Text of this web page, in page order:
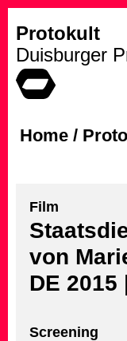
Protokult
Duisburger
Home/
Film
von
DE 2015
Screening